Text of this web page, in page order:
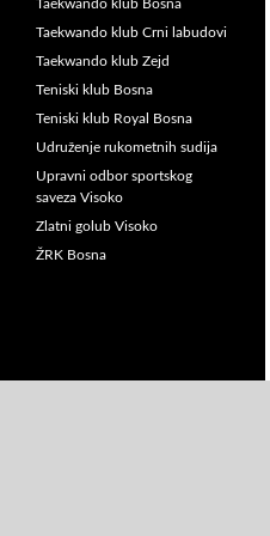
Taekwando klub Bosna
Taekwando klub Crni labudovi
Taekwando klub Zejd
Teniski klub Bosna
Teniski klub Royal Bosna
Udruženje rukometnih sudija
Upravni odbor sportskog
saveza Visoko
Zlatni golub Visoko
ŽRK Bosna